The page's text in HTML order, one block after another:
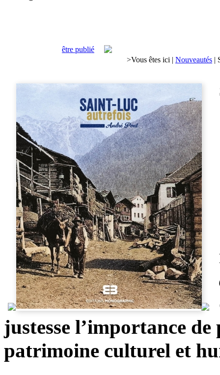
être publié
>Vous êtes ici | Nouveautés |
justesse l’importance de
patrimoine culturel et